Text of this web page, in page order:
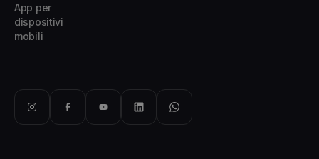
App per
dispositivi
mobili